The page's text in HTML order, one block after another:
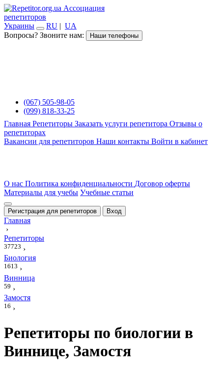
Ассоциация
репетиторов
Украины
RU | UA
Вопросы? Звоните нам:
Наши телефоны
(067) 505-98-05
(099) 818-33-25
Главная Репетиторы Заказать услуги репетитора Отзывы о
репетиторах
Вакансии для репетиторов Наши контакты Войти в кабинет
О нас Политика конфиденциальности Договор оферты
Материалы для учебы Учебные статьи
Регистрация для репетиторов Вход
Главная
›
Репетиторы
37723 ›
Биология
1613 ›
Винница
59 ›
Замостя
16 ›
Репетиторы по биологии в
Виннице, Замостя